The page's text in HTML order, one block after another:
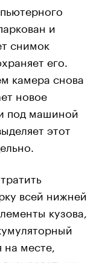
и
снимок
его.
камера снова
новое
под машиной
этот
всей нижней
кузова,
месте,